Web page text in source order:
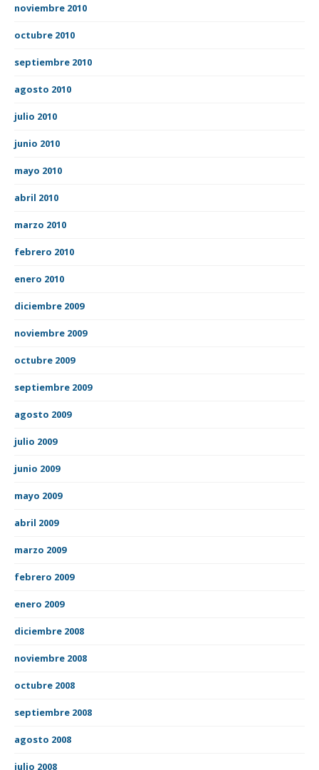
noviembre 2010
octubre 2010
septiembre 2010
agosto 2010
julio 2010
junio 2010
mayo 2010
abril 2010
marzo 2010
febrero 2010
enero 2010
diciembre 2009
noviembre 2009
octubre 2009
septiembre 2009
agosto 2009
julio 2009
junio 2009
mayo 2009
abril 2009
marzo 2009
febrero 2009
enero 2009
diciembre 2008
noviembre 2008
octubre 2008
septiembre 2008
agosto 2008
julio 2008